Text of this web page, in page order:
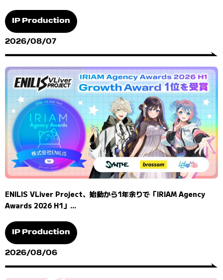
IP Production
2026/08/07
ENILIS VLiver Project、始動から1年余りで「IRIAM Agency
Awards 2026 H1」...
IP Production
2026/08/06